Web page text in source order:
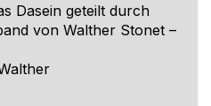
Dasein geteilt durch
von Walther Stonet –